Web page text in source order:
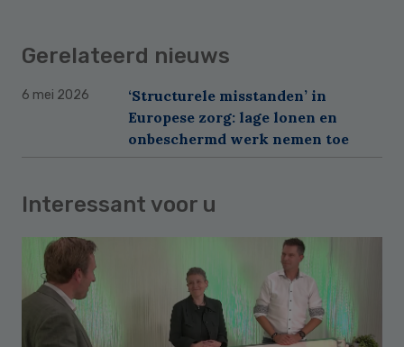
Gerelateerd nieuws
6 mei 2026
‘Structurele misstanden’ in
Europese zorg: lage lonen en
onbeschermd werk nemen toe
Interessant voor u